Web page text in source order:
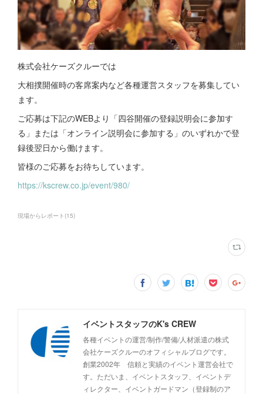
株式会社ケーズクルーでは
大相撲開催時の客席案内など各種運営スタッフを募集してい
ます。
ご応募は下記のWEBより「四谷開催の登録説明会に参加す
る」または「オンライン説明会に参加する」のいずれかで登
録後翌日から働けます。
皆様のご応募をお待ちしています。
https://kscrew.co.jp/event/980/
現場からレポート (15)
イベントスタッフのK's CREW
各種イベントの運営/制作/警備/人材派遣の株式
会社ケーズクルーのオフィシャルブログです。
創業2002年 信頼と実績のイベント運営会社で
す。ただいま、イベントスタッフ、イベントデ
ィレクター、イベントガードマン（登録制のア